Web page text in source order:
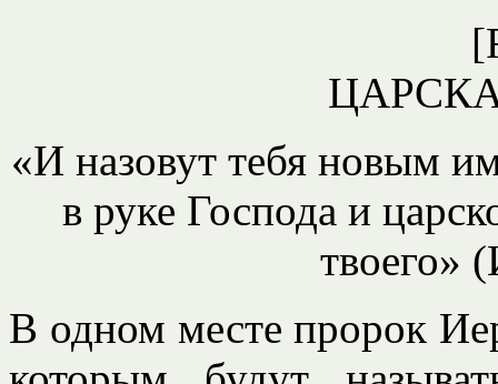
«И назовут тебя новым
в руке Господа и
твоего»
В одном месте пророк